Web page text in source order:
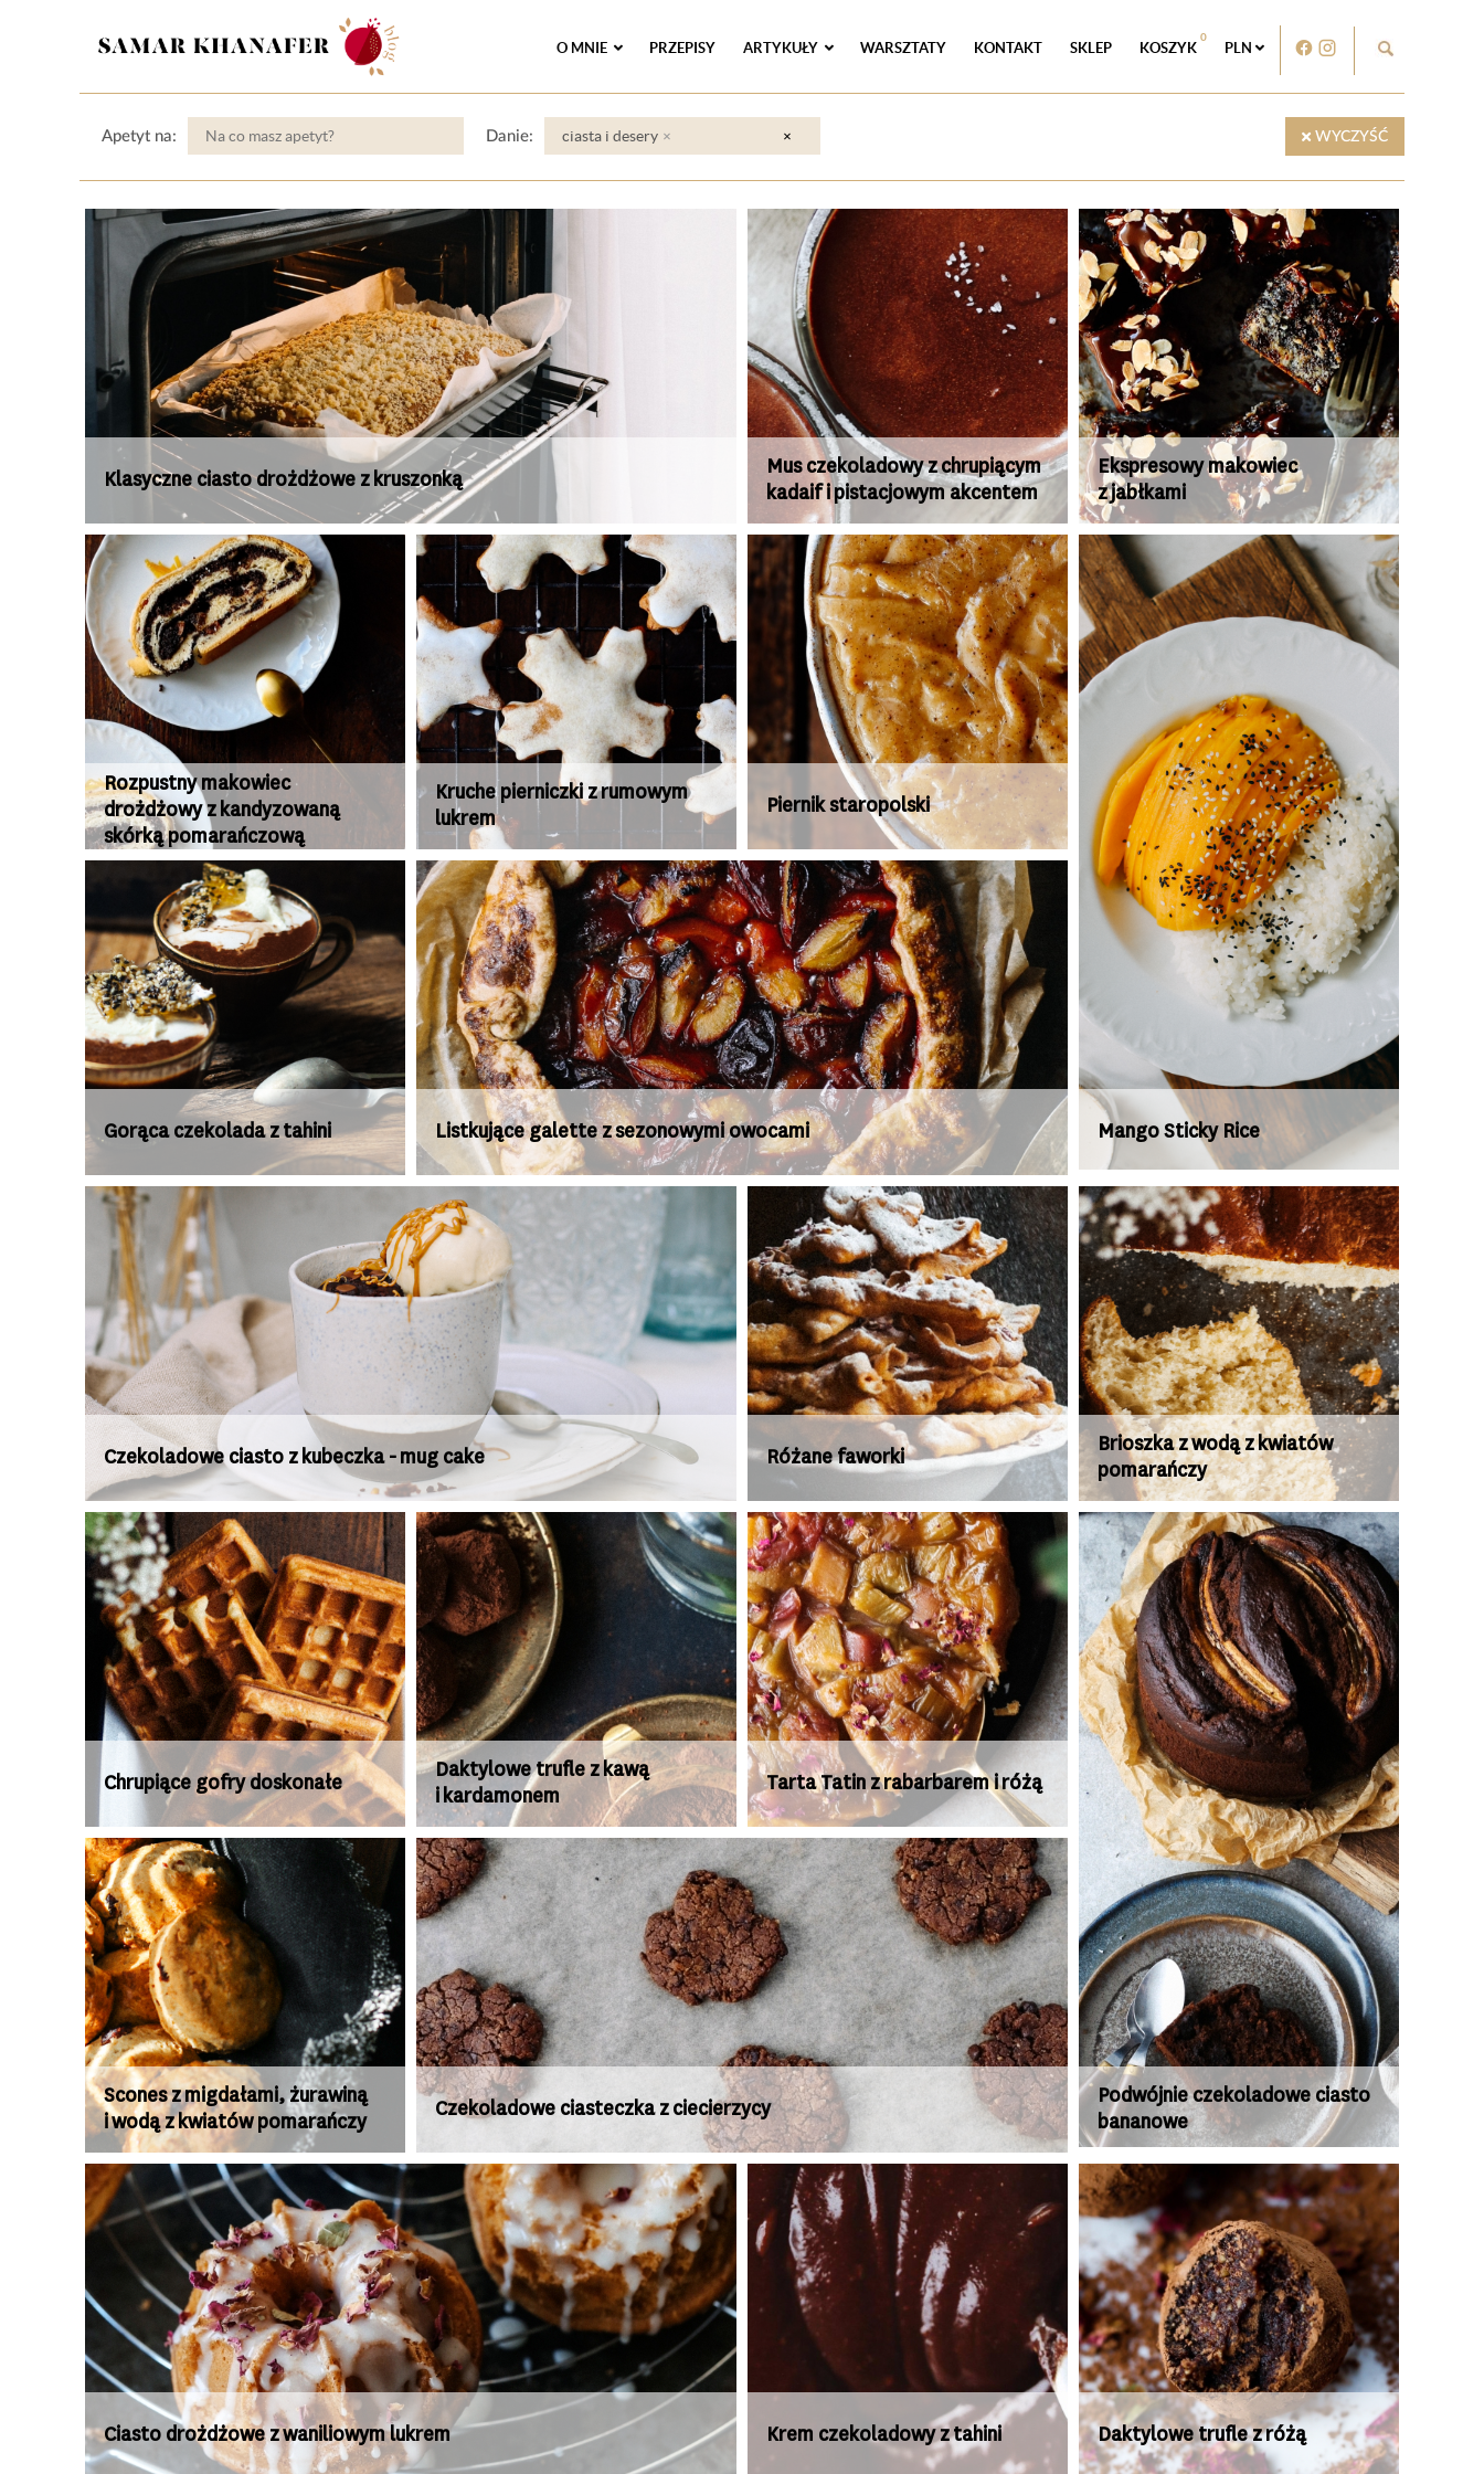
O MNIE PRZEPISY ARTYKUŁY WARSZTATY KONTAKT SKLEP KOSZYK
0
PLN
Apetyt na: Danie: ×
×
ciasta i desery WYCZYŚĆ
Klasyczne ciasto drożdżowe z kruszonką
Mus czekoladowy z chrupiącym
kadaif i pistacjowym akcentem
Ekspresowy makowiec
z jabłkami
Rozpustny makowiec
drożdżowy z kandyzowaną
skórką pomarańczową
Kruche pierniczki z rumowym
lukrem
Piernik staropolski
Mango Sticky Rice
Gorąca czekolada z tahini Listkujące galette z sezonowymi owocami
Czekoladowe ciasto z kubeczka - mug cake Różane faworki
Brioszka z wodą z kwiatów
pomarańczy
Chrupiące gofry doskonałe
Daktylowe trufle z kawą
i kardamonem
Tarta Tatin z rabarbarem i różą
Podwójnie czekoladowe ciasto
bananowe
Scones z migdałami, żurawiną
i wodą z kwiatów pomarańczy
Czekoladowe ciasteczka z ciecierzycy
Ciasto drożdżowe z waniliowym lukrem Krem czekoladowy z tahini Daktylowe trufle z różą